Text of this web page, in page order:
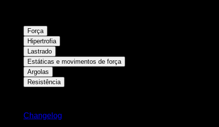
Força
Hipertrofia
Lastrado
Estáticas e movimentos de força
Argolas
Resistência
Changelog